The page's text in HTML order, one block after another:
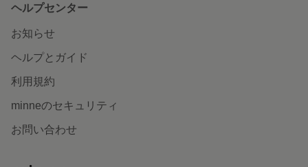
ヘルプセンター
お知らせ
ヘルプとガイド
利用規約
minneのセキュリティ
お問い合わせ